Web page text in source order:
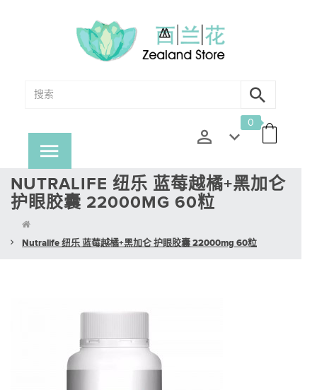
0
NUTRALIFE 纽乐 蓝莓越橘+黑加仑
护眼胶囊 22000MG 60粒
Nutralife 纽乐 蓝莓越橘+黑加仑 护眼胶囊 22000mg 60粒